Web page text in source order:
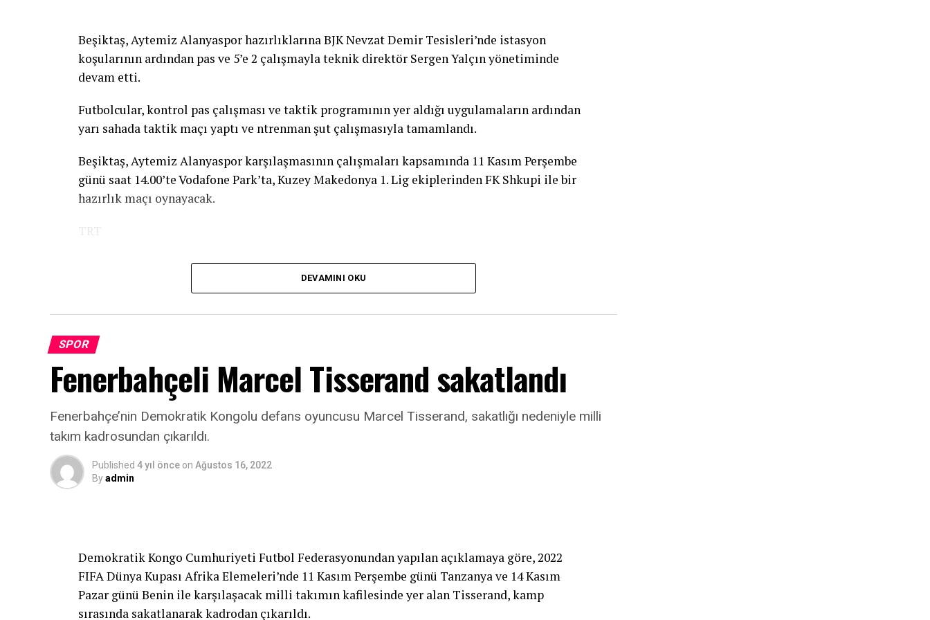
sporcumuzdan daha güzel bir başarı bekliyoruz. Türk milli takımı olarak da Avrupa
Şampiyonası en başarılı geçirdiğimiz şampiyona oldu. Ben yarı final ve finallerin sayısını
sayamadım. Avrupa şampiyonumuz da çıktı, inşallah Dünya Şampiyonası’nda daha başarılı
[Fotoğraf: DHA]
Türker Oktay: Yarışlar üst üste geldi
Milli Takımlar Yüzme ve Fenerbahçe Teknik Direktörü Türker Oktay ise yarışların üst üste
diğeri de Dünya Şampiyonası. Aslında bu organizasyonlar 1 sene aralıklarla yapılırdı.
Pandemiden dolayı organizasyonların bir kısmı iptal oldu. Dolayısıyla ikisi üst üste geldi.
Beşiktaş, Aytemiz Alanyaspor hazırlıklarına BJK Nevzat Demir Tesisleri’nde istasyon
koşularının ardından pas ve 5’e 2 çalışmayla teknik direktör Sergen Yalçın yönetiminde
devam etti.
Futbolcular, kontrol pas çalışması ve taktik programının yer aldığı uygulamaların ardından
yarı sahada taktik maçı yaptı ve ntrenman şut çalışmasıyla tamamlandı.
Beşiktaş, Aytemiz Alanyaspor karşılaşmasının çalışmaları kapsamında 11 Kasım Perşembe
günü saat 14.00’te Vodafone Park’ta, Kuzey Makedonya 1. Lig ekiplerinden FK Shkupi ile bir
hazırlık maçı oynayacak.
TRT
DEVAMINI OKU
SPOR
Fenerbahçeli Marcel Tisserand sakatlandı
Fenerbahçe’nin Demokratik Kongolu defans oyuncusu Marcel Tisserand, sakatlığı nedeniyle milli
takım kadrosundan çıkarıldı.
Published 4 yıl önce on Ağustos 16, 2022
Byadmin
Demokratik Kongo Cumhuriyeti Futbol Federasyonundan yapılan açıklamaya göre, 2022
FIFA Dünya Kupası Afrika Elemeleri’nde 11 Kasım Perşembe günü Tanzanya ve 14 Kasım
Pazar günü Benin ile karşılaşacak milli takımın kafilesinde yer alan Tisserand, kamp
sırasında sakatlanarak kadrodan çıkarıldı.